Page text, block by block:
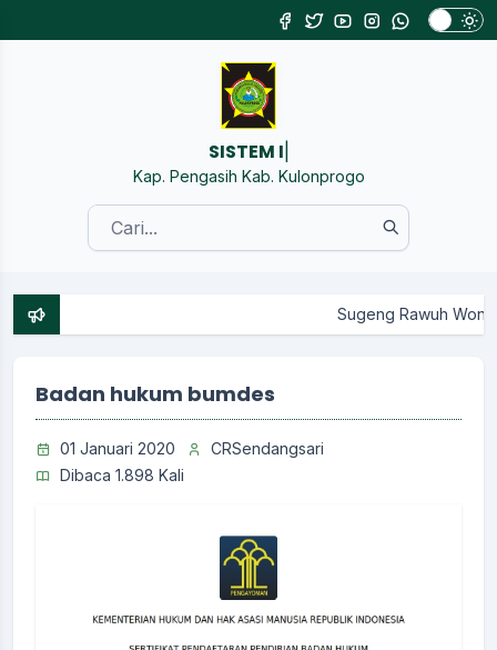
SISTEM INFORMASI
Kap. Pengasih Kab. Kulonprogo
Sugeng Rawuh Wonten Website
Badan hukum bumdes
01 Januari 2020
CRSendangsari
Dibaca 1.898 Kali